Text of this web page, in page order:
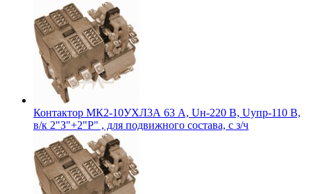
Контактор МК2-10УХЛ3А 63 А, Uн-220 В, Uупр-110 В,
в/к 2"З"+2"Р" , для подвижного состава, с з/ч